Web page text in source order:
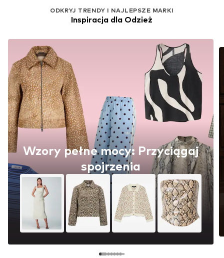
ODKRYJ TRENDY I NAJLEPSZE MARKI
Inspiracja dla Odzież
Wzory pełne mocy: Przyciągaj
spojrzenia